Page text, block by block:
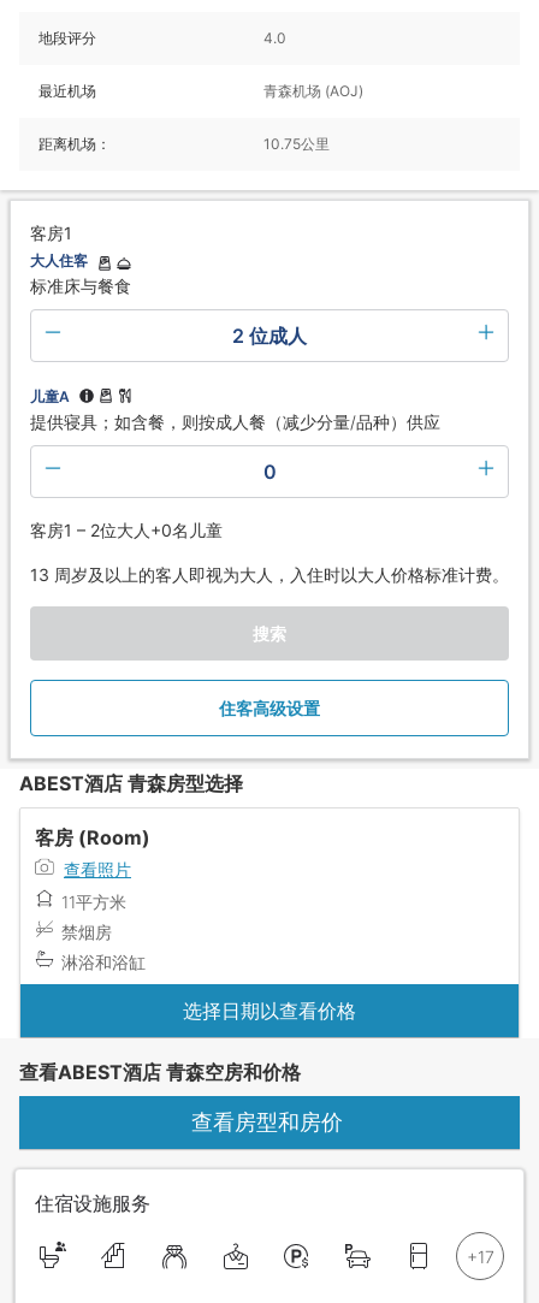
地段评分 4.0
最近机场 青森机场 (AOJ)
距离机场： 10.75公里
客房1
大人住客
标准床与餐食
2 位成人
儿童A
提供寝具；如含餐，则按成人餐（减少分量/品种）供应
0
客房1 – 2位大人+0名儿童
13 周岁及以上的客人即视为大人，入住时以大人价格标准计费。
搜索
住客高级设置
ABEST酒店 青森房型选择
客房 (Room)
查看照片
11平方米
禁烟房
淋浴和浴缸
选择日期以查看价格
查看ABEST酒店 青森空房和价格
查看房型和房价
住宿设施服务